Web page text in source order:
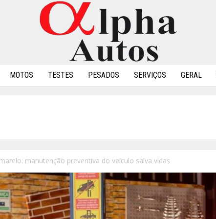
MOTOS TESTES PESADOS SERVIÇOS GERAL
manutenção preventiva do veículo salva vidas